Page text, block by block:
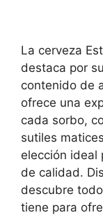
La cerveza
destaca por
contenido de
ofrece una
cada sorbo,
sutiles
elección ideal
de calidad.
descubre
tiene para